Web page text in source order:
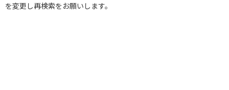
を変更し再検索をお願いします。